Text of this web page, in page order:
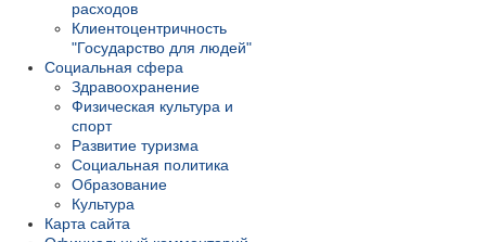
расходов
Клиентоцентричность
"Государство для людей"
Социальная сфера
Здравоохранение
Физическая культура и
спорт
Развитие туризма
Социальная политика
Образование
Культура
Карта сайта